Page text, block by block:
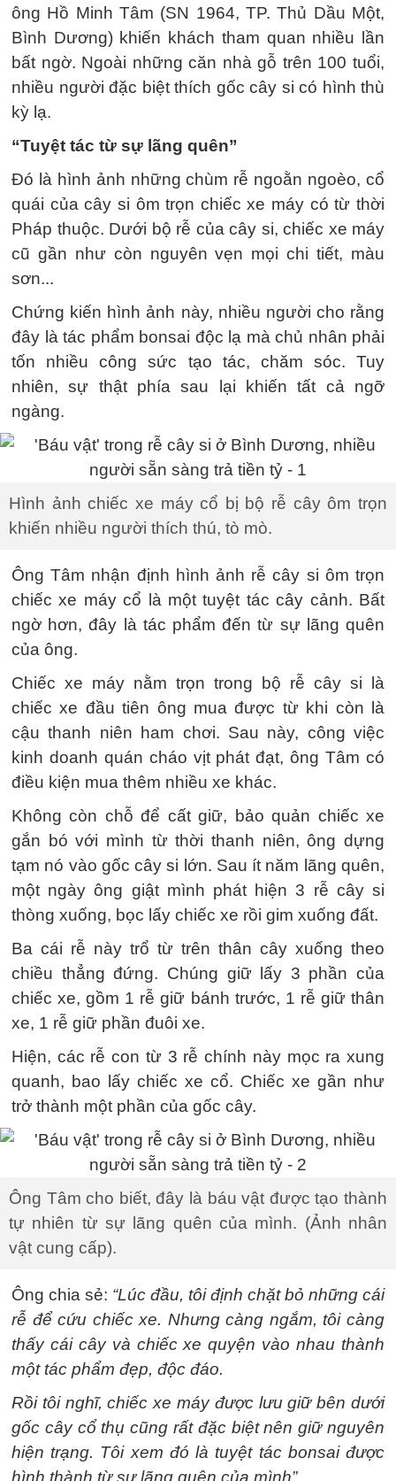
ông Hồ Minh Tâm (SN 1964, TP. Thủ Dầu Một,
Bình Dương) khiến khách tham quan nhiều lần
bất ngờ. Ngoài những căn nhà gỗ trên 100 tuổi,
nhiều người đặc biệt thích gốc cây si có hình thù
kỳ lạ.
“Tuyệt tác từ sự lãng quên”
Đó là hình ảnh những chùm rễ ngoằn ngoèo, cổ
quái của cây si ôm trọn chiếc xe máy có từ thời
Pháp thuộc. Dưới bộ rễ của cây si, chiếc xe máy
cũ gần như còn nguyên vẹn mọi chi tiết, màu
sơn...
Chứng kiến hình ảnh này, nhiều người cho rằng
đây là tác phẩm bonsai độc lạ mà chủ nhân phải
tốn nhiều công sức tạo tác, chăm sóc. Tuy
nhiên, sự thật phía sau lại khiến tất cả ngỡ
ngàng.
Hình ảnh chiếc xe máy cổ bị bộ rễ cây ôm trọn
khiến nhiều người thích thú, tò mò.
Ông Tâm nhận định hình ảnh rễ cây si ôm trọn
chiếc xe máy cổ là một tuyệt tác cây cảnh. Bất
ngờ hơn, đây là tác phẩm đến từ sự lãng quên
của ông.
Chiếc xe máy nằm trọn trong bộ rễ cây si là
chiếc xe đầu tiên ông mua được từ khi còn là
cậu thanh niên ham chơi. Sau này, công việc
kinh doanh quán cháo vịt phát đạt, ông Tâm có
điều kiện mua thêm nhiều xe khác.
Không còn chỗ để cất giữ, bảo quản chiếc xe
gắn bó với mình từ thời thanh niên, ông dựng
tạm nó vào gốc cây si lớn. Sau ít năm lãng quên,
một ngày ông giật mình phát hiện 3 rễ cây si
thòng xuống, bọc lấy chiếc xe rồi gim xuống đất.
Ba cái rễ này trổ từ trên thân cây xuống theo
chiều thẳng đứng. Chúng giữ lấy 3 phần của
chiếc xe, gồm 1 rễ giữ bánh trước, 1 rễ giữ thân
xe, 1 rễ giữ phần đuôi xe.
Hiện, các rễ con từ 3 rễ chính này mọc ra xung
quanh, bao lấy chiếc xe cổ. Chiếc xe gần như
trở thành một phần của gốc cây.
Ông Tâm cho biết, đây là báu vật được tạo thành
tự nhiên từ sự lãng quên của mình. (Ảnh nhân
vật cung cấp).
Ông chia sẻ: “Lúc đầu, tôi định chặt bỏ những cái
rễ để cứu chiếc xe. Nhưng càng ngắm, tôi càng
thấy cái cây và chiếc xe quyện vào nhau thành
một tác phẩm đẹp, độc đáo.
Rồi tôi nghĩ, chiếc xe máy được lưu giữ bên dưới
gốc cây cổ thụ cũng rất đặc biệt nên giữ nguyên
hiện trạng. Tôi xem đó là tuyệt tác bonsai được
hình thành từ sự lãng quên của mình”.